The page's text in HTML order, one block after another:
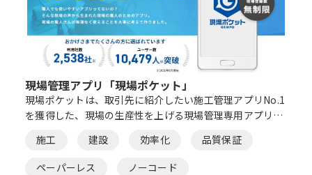
現場管理アプリ「現場ポケット」
現場ポケットは、取引先に紹介したい施工管理アプリNo.1
を獲得した、現場の生産性を上げる現場管理専用アプリで
す。情報や写真のやりとりをはじめ、日報管理、書類作成
の手間を大幅に削減。
施工 建設 効率化
品質保証
ペーパーレス
ノーコード